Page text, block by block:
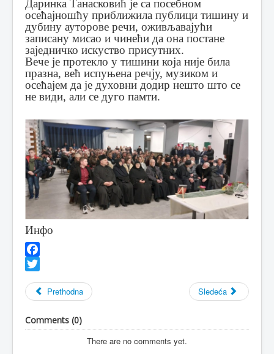
Даринка Танасковић је са посебном
осећајношћу приближила публици тишину и
дубину ауторове речи, оживљавајући
записану мисао и чинећи да она постане
заједничко искуство присутних.
Вече је протекло у тишини која није била
празна, већ испуњена речју, музиком и
осећајем да је духовни додир нешто што се
не види, али се дуго памти.
Инфо
Facebook
Prethodna
Sledeća
Comments (0)
There are no comments yet.